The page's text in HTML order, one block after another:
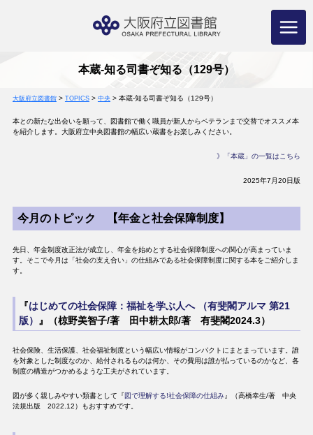
本蔵-知る司書ぞ知る（129号）
大阪府立図書館> TOPICS> 中央> 本蔵-知る司書ぞ知る（129号）
本との新たな出会いを願って、図書館で働く職員が新人からベテランまで交替でオススメ本
を紹介します。大阪府立中央図書館の幅広い蔵書をお楽しみください。
》「本蔵」の一覧はこちら
2025年7月20日版
今月のトピック 【年金と社会保障制度】
先日、年金制度改正法が成立し、年金を始めとする社会保障制度への関心が高まっていま
す。そこで今月は「社会の支え合い」の仕組みである社会保障制度に関する本をご紹介しま
す。
『はじめての社会保障：福祉を学ぶ人へ （有斐閣アルマ 第21
版）
』（椋野美智子/著 田中耕太郎/著 有斐閣2024.3）
社会保険、生活保護、社会福祉制度という幅広い情報がコンパクトにまとまっています。誰
を対象とした制度なのか、給付されるものは何か、その費用は誰が払っているのかなど、各
制度の構造がつかめるような工夫がされています。
図が多く親しみやすい類書として『 図で理解する!社会保障の仕組み』（高橋幸生/著 中央
法規出版 2022.12）もおすすめです。